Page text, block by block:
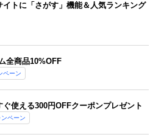
イトに「さがす」機能＆人気ランキング
全商品10%OFF
ペーン
ぐ使える300円OFFクーポンプレゼント
ンペーン